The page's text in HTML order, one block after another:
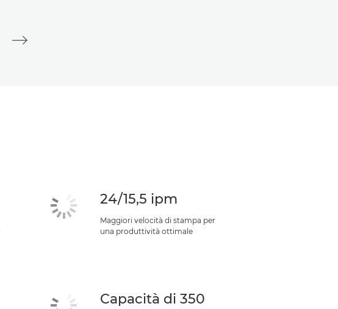
24/15,5 ipm
Maggiori velocità di stampa per
una produttività ottimale
Capacità di 350